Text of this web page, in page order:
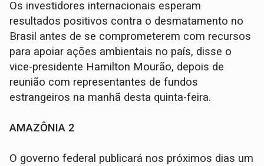
Os investidores internacionais esperam
resultados positivos contra o desmatamento no
Brasil antes de se comprometerem com recursos
para apoiar ações ambientais no país, disse o
vice-presidente Hamilton Mourão, depois de
reunião com representantes de fundos
estrangeiros na manhã desta quinta-feira.
AMAZÔNIA 2
O governo federal publicará nos próximos dias um